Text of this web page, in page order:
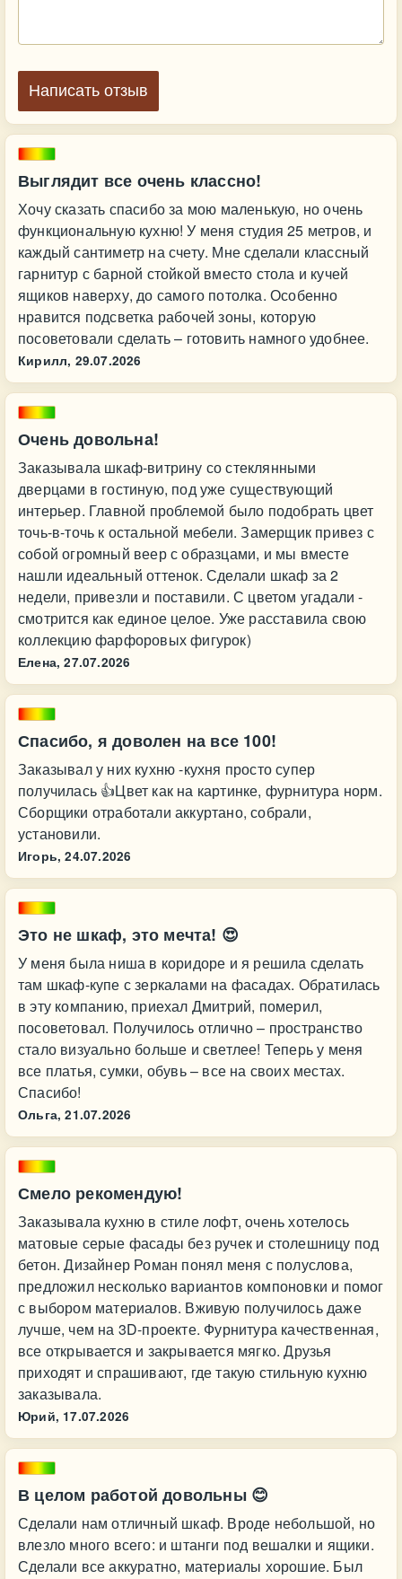
Выглядит все очень классно!
Хочу сказать спасибо за мою маленькую, но очень
функциональную кухню! У меня студия 25 метров, и
каждый сантиметр на счету. Мне сделали классный
гарнитур с барной стойкой вместо стола и кучей
ящиков наверху, до самого потолка. Особенно
нравится подсветка рабочей зоны, которую
посоветовали сделать – готовить намного удобнее.
Кирилл, 29.07.2026
Очень довольна!
Заказывала шкаф-витрину со стеклянными
дверцами в гостиную, под уже существующий
интерьер. Главной проблемой было подобрать цвет
точь-в-точь к остальной мебели. Замерщик привез с
собой огромный веер с образцами, и мы вместе
нашли идеальный оттенок. Сделали шкаф за 2
недели, привезли и поставили. С цветом угадали -
смотрится как единое целое. Уже расставила свою
коллекцию фарфоровых фигурок)
Елена, 27.07.2026
Спасибо, я доволен на все 100!
Заказывал у них кухню -кухня просто супер
получилась 👍Цвет как на картинке, фурнитура норм.
Сборщики отработали аккуртано, собрали,
установили.
Игорь, 24.07.2026
Это не шкаф, это мечта! 😍
У меня была ниша в коридоре и я решила сделать
там шкаф-купе с зеркалами на фасадах. Обратилась
в эту компанию, приехал Дмитрий, померил,
посоветовал. Получилось отлично – пространство
стало визуально больше и светлее! Теперь у меня
все платья, сумки, обувь – все на своих местах.
Спасибо!
Ольга, 21.07.2026
Смело рекомендую!
Заказывала кухню в стиле лофт, очень хотелось
матовые серые фасады без ручек и столешницу под
бетон. Дизайнер Роман понял меня с полуслова,
предложил несколько вариантов компоновки и помог
с выбором материалов. Вживую получилось даже
лучше, чем на 3D-проекте. Фурнитура качественная,
все открывается и закрывается мягко. Друзья
приходят и спрашивают, где такую стильную кухню
заказывала.
Юрий, 17.07.2026
В целом работой довольны 😊
Сделали нам отличный шкаф. Вроде небольшой, но
влезло много всего: и штанги под вешалки и ящики.
Сделали все аккуратно, материалы хорошие. Был
Написать отзыв